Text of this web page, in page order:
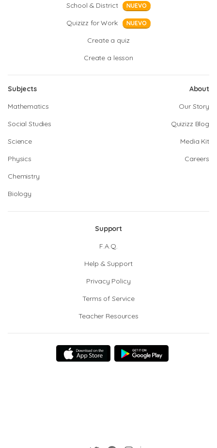
School & District
NUEVO
Quizizz for Work NUEVO
Create a quiz
Create a lesson
Subjects
Mathematics
Social Studies
Science
Physics
Chemistry
Biology
About
Our Story
Quizizz Blog
Media Kit
Careers
Support
F.A.Q.
Help & Support
Privacy Policy
Terms of Service
Teacher Resources